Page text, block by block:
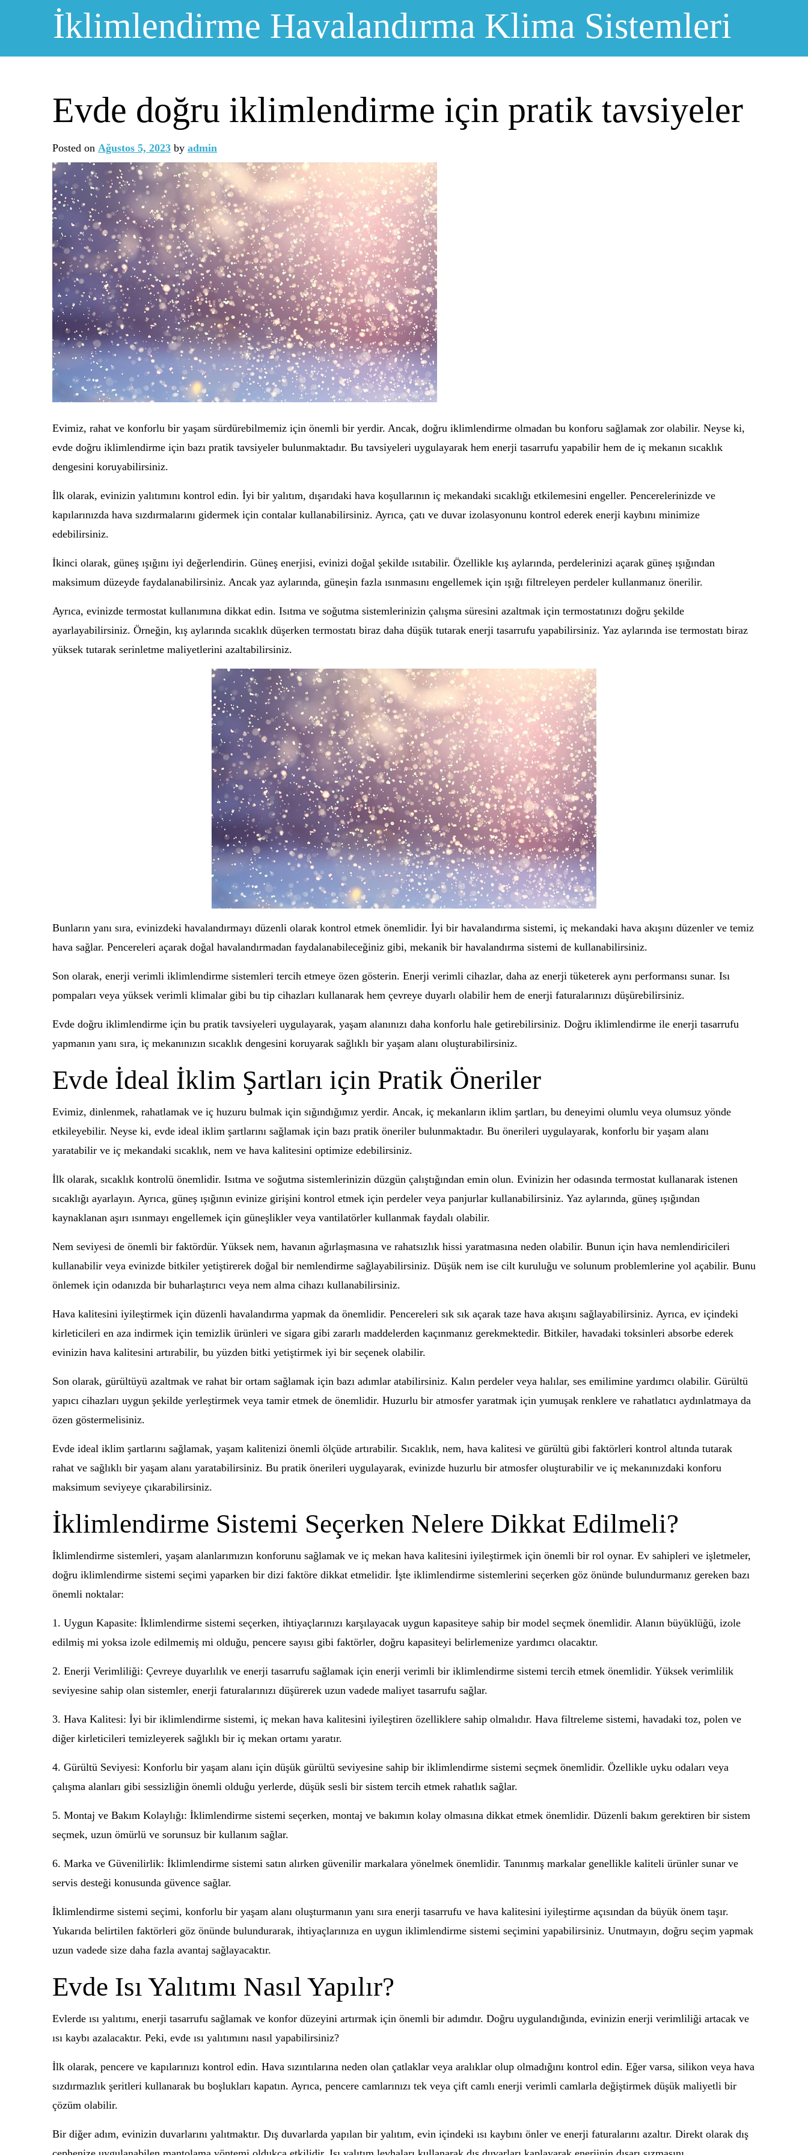
İklimlendirme Havalandırma Klima Sistemleri
Evde doğru iklimlendirme için pratik tavsiyeler
Posted on Ağustos 5, 2023 by admin
Evimiz, rahat ve konforlu bir yaşam sürdürebilmemiz için önemli bir yerdir. Ancak, doğru iklimlendirme olmadan bu konforu sağlamak zor olabilir. Neyse ki,
evde doğru iklimlendirme için bazı pratik tavsiyeler bulunmaktadır. Bu tavsiyeleri uygulayarak hem enerji tasarrufu yapabilir hem de iç mekanın sıcaklık
dengesini koruyabilirsiniz.
İlk olarak, evinizin yalıtımını kontrol edin. İyi bir yalıtım, dışarıdaki hava koşullarının iç mekandaki sıcaklığı etkilemesini engeller. Pencerelerinizde ve
kapılarınızda hava sızdırmalarını gidermek için contalar kullanabilirsiniz. Ayrıca, çatı ve duvar izolasyonunu kontrol ederek enerji kaybını minimize
edebilirsiniz.
İkinci olarak, güneş ışığını iyi değerlendirin. Güneş enerjisi, evinizi doğal şekilde ısıtabilir. Özellikle kış aylarında, perdelerinizi açarak güneş ışığından
maksimum düzeyde faydalanabilirsiniz. Ancak yaz aylarında, güneşin fazla ısınmasını engellemek için ışığı filtreleyen perdeler kullanmanız önerilir.
Ayrıca, evinizde termostat kullanımına dikkat edin. Isıtma ve soğutma sistemlerinizin çalışma süresini azaltmak için termostatınızı doğru şekilde
ayarlayabilirsiniz. Örneğin, kış aylarında sıcaklık düşerken termostatı biraz daha düşük tutarak enerji tasarrufu yapabilirsiniz. Yaz aylarında ise termostatı biraz
yüksek tutarak serinletme maliyetlerini azaltabilirsiniz.
Bunların yanı sıra, evinizdeki havalandırmayı düzenli olarak kontrol etmek önemlidir. İyi bir havalandırma sistemi, iç mekandaki hava akışını düzenler ve temiz
hava sağlar. Pencereleri açarak doğal havalandırmadan faydalanabileceğiniz gibi, mekanik bir havalandırma sistemi de kullanabilirsiniz.
Son olarak, enerji verimli iklimlendirme sistemleri tercih etmeye özen gösterin. Enerji verimli cihazlar, daha az enerji tüketerek aynı performansı sunar. Isı
pompaları veya yüksek verimli klimalar gibi bu tip cihazları kullanarak hem çevreye duyarlı olabilir hem de enerji faturalarınızı düşürebilirsiniz.
Evde doğru iklimlendirme için bu pratik tavsiyeleri uygulayarak, yaşam alanınızı daha konforlu hale getirebilirsiniz. Doğru iklimlendirme ile enerji tasarrufu
yapmanın yanı sıra, iç mekanınızın sıcaklık dengesini koruyarak sağlıklı bir yaşam alanı oluşturabilirsiniz.
Evde İdeal İklim Şartları için Pratik Öneriler
Evimiz, dinlenmek, rahatlamak ve iç huzuru bulmak için sığındığımız yerdir. Ancak, iç mekanların iklim şartları, bu deneyimi olumlu veya olumsuz yönde
etkileyebilir. Neyse ki, evde ideal iklim şartlarını sağlamak için bazı pratik öneriler bulunmaktadır. Bu önerileri uygulayarak, konforlu bir yaşam alanı
yaratabilir ve iç mekandaki sıcaklık, nem ve hava kalitesini optimize edebilirsiniz.
İlk olarak, sıcaklık kontrolü önemlidir. Isıtma ve soğutma sistemlerinizin düzgün çalıştığından emin olun. Evinizin her odasında termostat kullanarak istenen
sıcaklığı ayarlayın. Ayrıca, güneş ışığının evinize girişini kontrol etmek için perdeler veya panjurlar kullanabilirsiniz. Yaz aylarında, güneş ışığından
kaynaklanan aşırı ısınmayı engellemek için güneşlikler veya vantilatörler kullanmak faydalı olabilir.
Nem seviyesi de önemli bir faktördür. Yüksek nem, havanın ağırlaşmasına ve rahatsızlık hissi yaratmasına neden olabilir. Bunun için hava nemlendiricileri
kullanabilir veya evinizde bitkiler yetiştirerek doğal bir nemlendirme sağlayabilirsiniz. Düşük nem ise cilt kuruluğu ve solunum problemlerine yol açabilir. Bunu
önlemek için odanızda bir buharlaştırıcı veya nem alma cihazı kullanabilirsiniz.
Hava kalitesini iyileştirmek için düzenli havalandırma yapmak da önemlidir. Pencereleri sık sık açarak taze hava akışını sağlayabilirsiniz. Ayrıca, ev içindeki
kirleticileri en aza indirmek için temizlik ürünleri ve sigara gibi zararlı maddelerden kaçınmanız gerekmektedir. Bitkiler, havadaki toksinleri absorbe ederek
evinizin hava kalitesini artırabilir, bu yüzden bitki yetiştirmek iyi bir seçenek olabilir.
Son olarak, gürültüyü azaltmak ve rahat bir ortam sağlamak için bazı adımlar atabilirsiniz. Kalın perdeler veya halılar, ses emilimine yardımcı olabilir. Gürültü
yapıcı cihazları uygun şekilde yerleştirmek veya tamir etmek de önemlidir. Huzurlu bir atmosfer yaratmak için yumuşak renklere ve rahatlatıcı aydınlatmaya da
özen göstermelisiniz.
Evde ideal iklim şartlarını sağlamak, yaşam kalitenizi önemli ölçüde artırabilir. Sıcaklık, nem, hava kalitesi ve gürültü gibi faktörleri kontrol altında tutarak
rahat ve sağlıklı bir yaşam alanı yaratabilirsiniz. Bu pratik önerileri uygulayarak, evinizde huzurlu bir atmosfer oluşturabilir ve iç mekanınızdaki konforu
maksimum seviyeye çıkarabilirsiniz.
İklimlendirme Sistemi Seçerken Nelere Dikkat Edilmeli?
İklimlendirme sistemleri, yaşam alanlarımızın konforunu sağlamak ve iç mekan hava kalitesini iyileştirmek için önemli bir rol oynar. Ev sahipleri ve işletmeler,
doğru iklimlendirme sistemi seçimi yaparken bir dizi faktöre dikkat etmelidir. İşte iklimlendirme sistemlerini seçerken göz önünde bulundurmanız gereken bazı
önemli noktalar:
1. Uygun Kapasite: İklimlendirme sistemi seçerken, ihtiyaçlarınızı karşılayacak uygun kapasiteye sahip bir model seçmek önemlidir. Alanın büyüklüğü, izole
edilmiş mi yoksa izole edilmemiş mi olduğu, pencere sayısı gibi faktörler, doğru kapasiteyi belirlemenize yardımcı olacaktır.
2. Enerji Verimliliği: Çevreye duyarlılık ve enerji tasarrufu sağlamak için enerji verimli bir iklimlendirme sistemi tercih etmek önemlidir. Yüksek verimlilik
seviyesine sahip olan sistemler, enerji faturalarınızı düşürerek uzun vadede maliyet tasarrufu sağlar.
3. Hava Kalitesi: İyi bir iklimlendirme sistemi, iç mekan hava kalitesini iyileştiren özelliklere sahip olmalıdır. Hava filtreleme sistemi, havadaki toz, polen ve
diğer kirleticileri temizleyerek sağlıklı bir iç mekan ortamı yaratır.
4. Gürültü Seviyesi: Konforlu bir yaşam alanı için düşük gürültü seviyesine sahip bir iklimlendirme sistemi seçmek önemlidir. Özellikle uyku odaları veya
çalışma alanları gibi sessizliğin önemli olduğu yerlerde, düşük sesli bir sistem tercih etmek rahatlık sağlar.
5. Montaj ve Bakım Kolaylığı: İklimlendirme sistemi seçerken, montaj ve bakımın kolay olmasına dikkat etmek önemlidir. Düzenli bakım gerektiren bir sistem
seçmek, uzun ömürlü ve sorunsuz bir kullanım sağlar.
6. Marka ve Güvenilirlik: İklimlendirme sistemi satın alırken güvenilir markalara yönelmek önemlidir. Tanınmış markalar genellikle kaliteli ürünler sunar ve
servis desteği konusunda güvence sağlar.
İklimlendirme sistemi seçimi, konforlu bir yaşam alanı oluşturmanın yanı sıra enerji tasarrufu ve hava kalitesini iyileştirme açısından da büyük önem taşır.
Yukarıda belirtilen faktörleri göz önünde bulundurarak, ihtiyaçlarınıza en uygun iklimlendirme sistemi seçimini yapabilirsiniz. Unutmayın, doğru seçim yapmak
uzun vadede size daha fazla avantaj sağlayacaktır.
Evde Isı Yalıtımı Nasıl Yapılır?
Evlerde ısı yalıtımı, enerji tasarrufu sağlamak ve konfor düzeyini artırmak için önemli bir adımdır. Doğru uygulandığında, evinizin enerji verimliliği artacak ve
ısı kaybı azalacaktır. Peki, evde ısı yalıtımını nasıl yapabilirsiniz?
İlk olarak, pencere ve kapılarınızı kontrol edin. Hava sızıntılarına neden olan çatlaklar veya aralıklar olup olmadığını kontrol edin. Eğer varsa, silikon veya hava
sızdırmazlık şeritleri kullanarak bu boşlukları kapatın. Ayrıca, pencere camlarınızı tek veya çift camlı enerji verimli camlarla değiştirmek düşük maliyetli bir
çözüm olabilir.
Bir diğer adım, evinizin duvarlarını yalıtmaktır. Dış duvarlarda yapılan bir yalıtım, evin içindeki ısı kaybını önler ve enerji faturalarını azaltır. Direkt olarak dış